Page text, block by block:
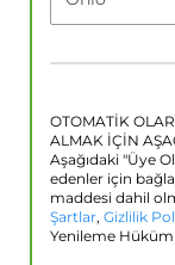
OTOMATİK
ALMAK İÇİN
Aşağıdaki "Üye
edenler için
maddesi dahil
Şartlar, Gizlilik
Yenileme